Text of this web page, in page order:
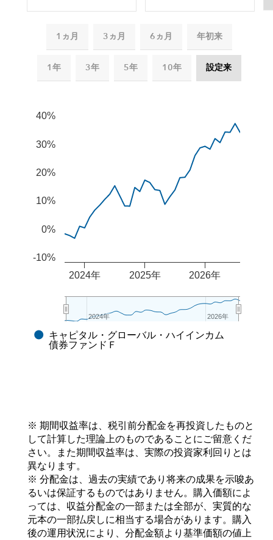
1ヵ月 3ヵ月 6ヵ月 年初来
1年 3年 5年 10年 設定来
The chart has 2 X axes displaying Time, and navigator-
The chart has 2 Y axes displaying values, and
2024年 2025年 2026年
2024年
2024年 2026年
2026年
-10%
0%
10%
20%
30%
40%
End of interactive chart.
キャピタル・グローバル・ハイインカム
債券ファンドＦ
※ 期間収益率は、税引前分配金を再投資したものと
して計算した理論上のものであることにご留意くだ
さい。また期間収益率は、実際の投資家利回りとは
異なります。
※ 分配金は、過去の実績であり将来の成果を示唆あ
るいは保証するものではありません。購入価額によ
っては、収益分配金の一部または全部が、実質的な
元本の一部払戻しに相当する場合があります。購入
後の運用状況により、分配金額より基準価額の値上